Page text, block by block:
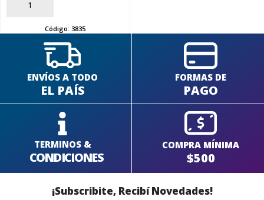
AÑADIR
Código: 3835
ENVÍOS A TODO
EL PAÍS
FORMAS DE
PAGO
TERMINOS &
CONDICIONES
COMPRA MÍNIMA
$500
¡Subscribite, Recibí Novedades!